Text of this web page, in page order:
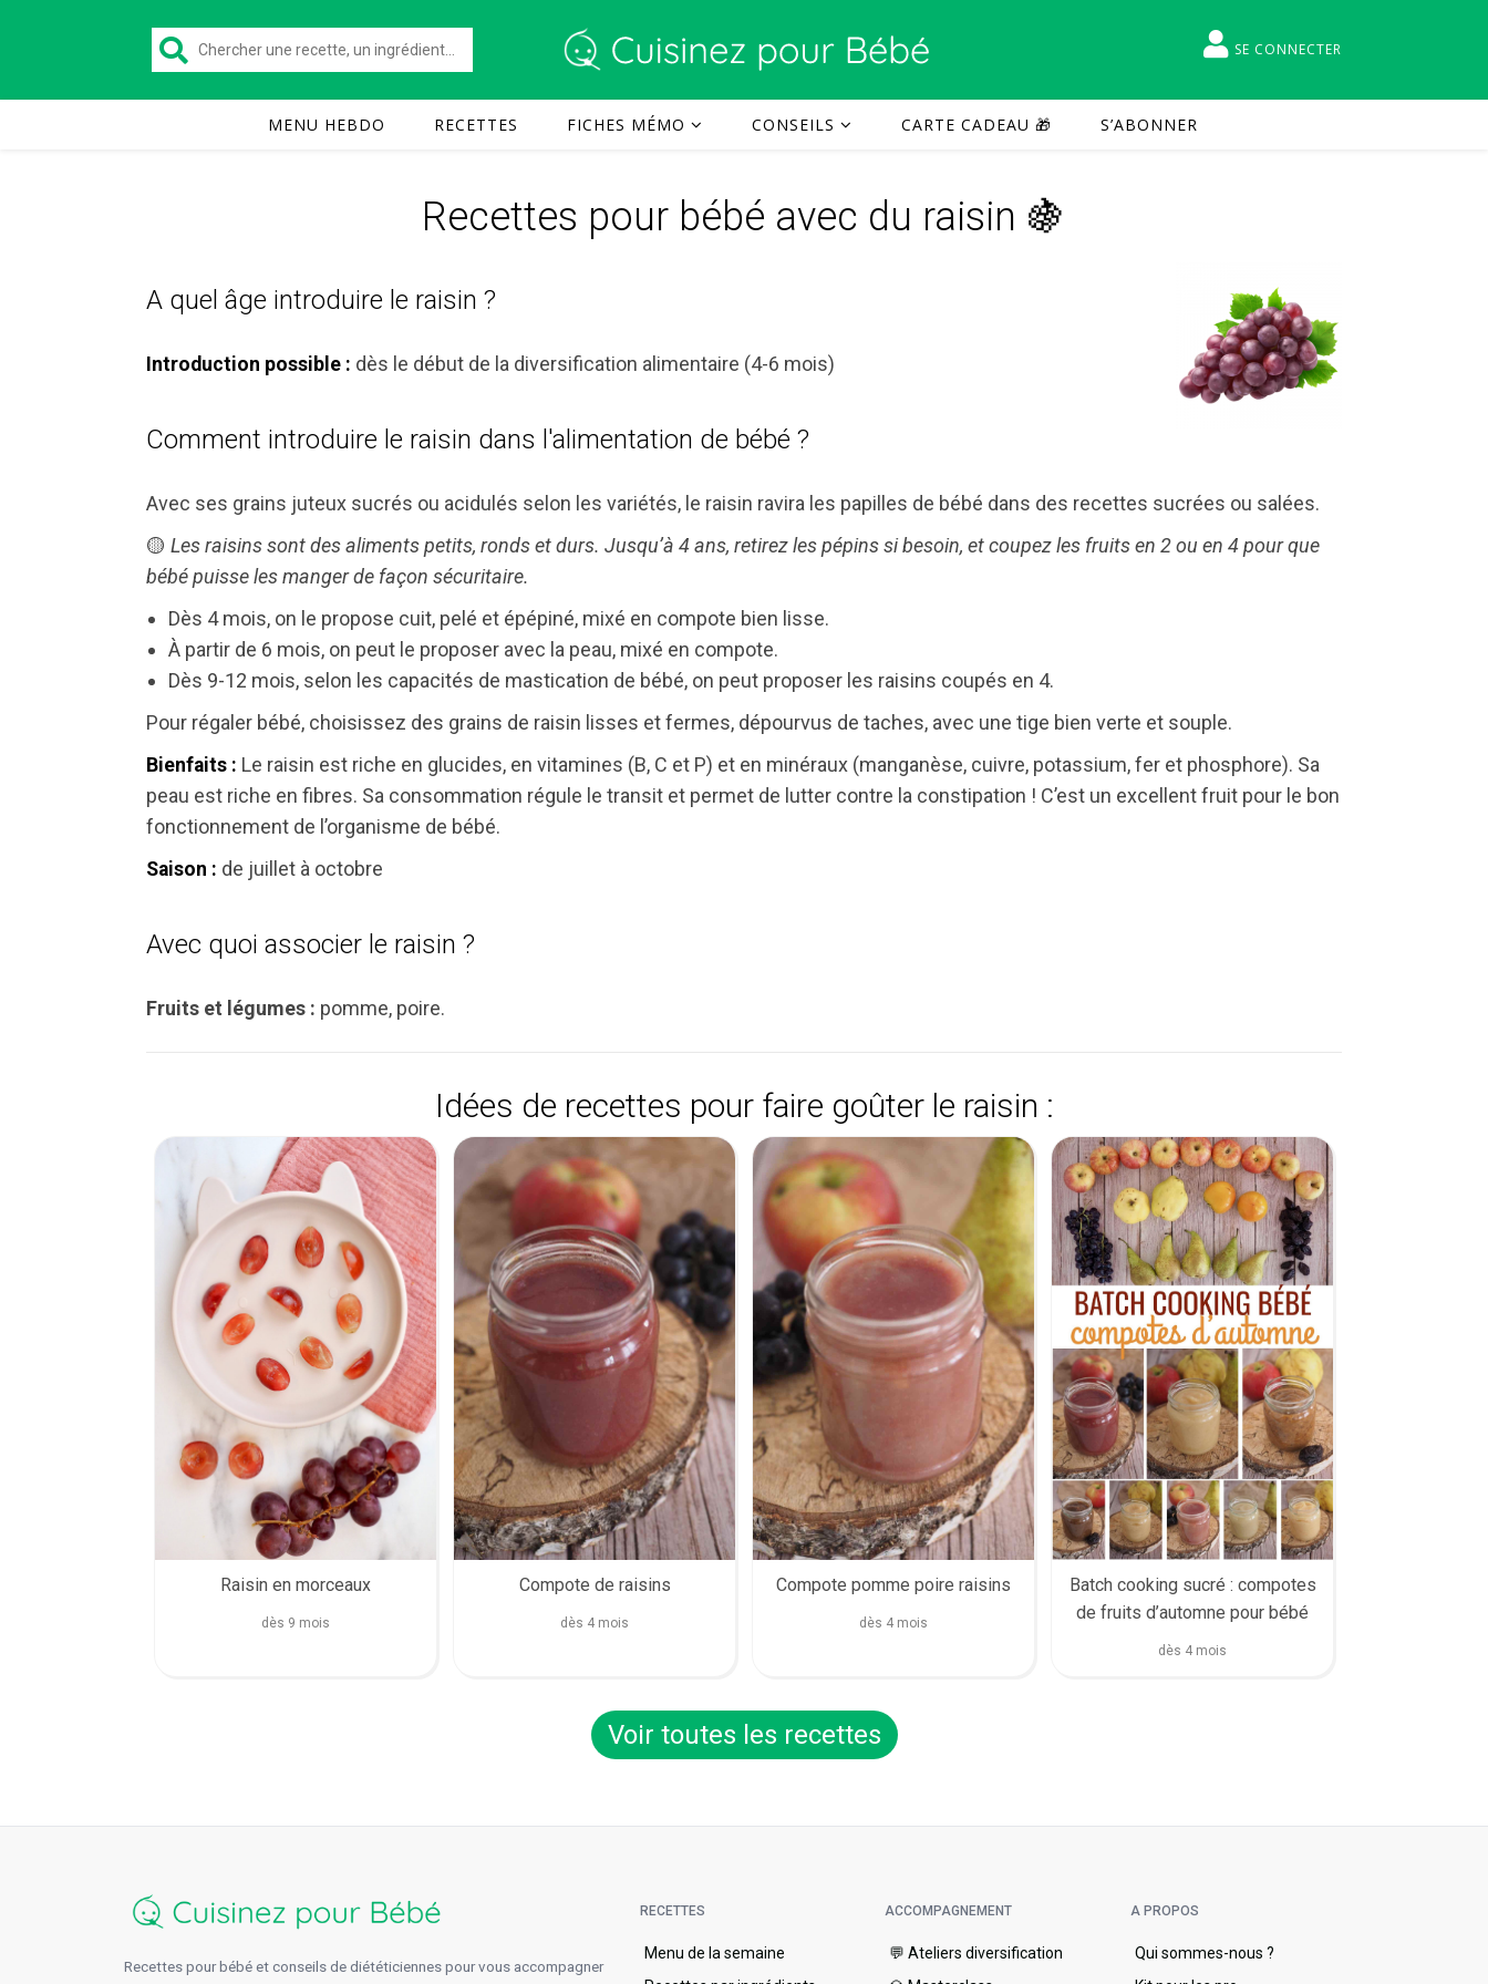
SE CONNECTER
MENU HEBDO RECETTES FICHES MÉMO CONSEILS CARTE CADEAU 🎁 S’ABONNER
Recettes pour bébé avec du raisin 🍇
A quel âge introduire le raisin ?
Introduction possible : dès le début de la diversification alimentaire (4-6 mois)
Comment introduire le raisin dans l'alimentation de bébé ?
Avec ses grains juteux sucrés ou acidulés selon les variétés, le raisin ravira les papilles de bébé dans des recettes sucrées ou salées.
🟡 Les raisins sont des aliments petits, ronds et durs. Jusqu’à 4 ans, retirez les pépins si besoin, et coupez les fruits en 2 ou en 4 pour que
bébé puisse les manger de façon sécuritaire.
Dès 4 mois, on le propose cuit, pelé et épépiné, mixé en compote bien lisse.
À partir de 6 mois, on peut le proposer avec la peau, mixé en compote.
Dès 9-12 mois, selon les capacités de mastication de bébé, on peut proposer les raisins coupés en 4.
Pour régaler bébé, choisissez des grains de raisin lisses et fermes, dépourvus de taches, avec une tige bien verte et souple.
Bienfaits : Le raisin est riche en glucides, en vitamines (B, C et P) et en minéraux (manganèse, cuivre, potassium, fer et phosphore). Sa
peau est riche en fibres. Sa consommation régule le transit et permet de lutter contre la constipation ! C’est un excellent fruit pour le bon
fonctionnement de l’organisme de bébé.
Saison : de juillet à octobre
Avec quoi associer le raisin ?
Fruits et légumes : pomme, poire.
Idées de recettes pour faire goûter le raisin :
Raisin en morceaux
dès 9 mois
Compote de raisins
dès 4 mois
Compote pomme poire raisins
dès 4 mois
Batch cooking sucré : compotes
de fruits d’automne pour bébé
dès 4 mois
Voir toutes les recettes
Recettes pour bébé et conseils de diététiciennes pour vous accompagner
RECETTES
Menu de la semaine​
ACCOMPAGNEMENT
💬 Ateliers diversification
A PROPOS
Qui sommes-nous ?